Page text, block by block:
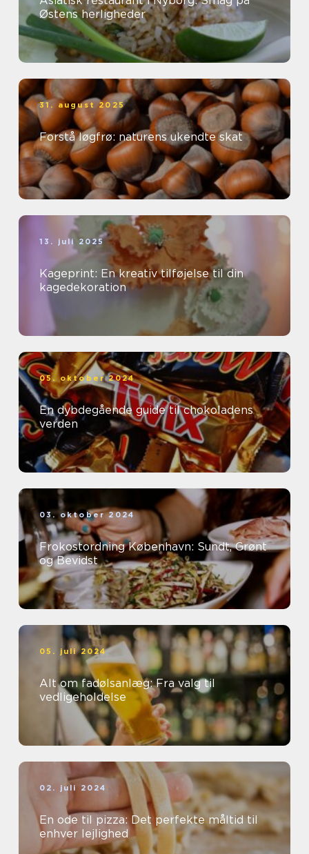
Østens herligheder
31. august 2025
Forstå løgfrø: naturens ukendte skat
13. juli 2025
Kageprint: En kreativ tilføjelse til din
kagedekoration
05. oktober 2024
En dybdegående guide til chokoladens
verden
03. oktober 2024
Frokostordning København: Sundt, Grønt
og Bevidst
05. juli 2024
Alt om fadølsanlæg: Fra valg til
vedligeholdelse
02. juli 2024
En ode til pizza: Det perfekte måltid til
enhver lejlighed